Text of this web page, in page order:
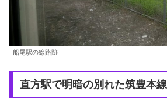
船尾駅の線路跡
直方駅で明暗の別れた筑豊本線